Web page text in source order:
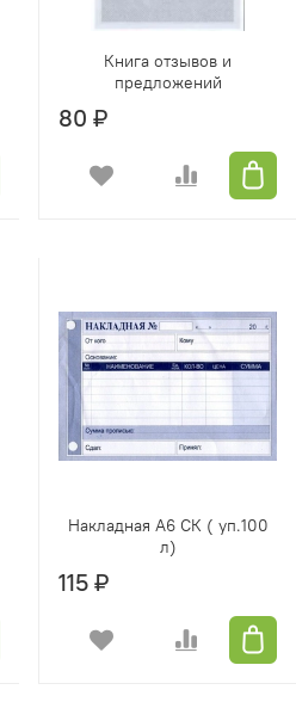
Книга отзывов и
предложений
80 ₽
Накладная А6 СК ( уп.100
л)
115 ₽